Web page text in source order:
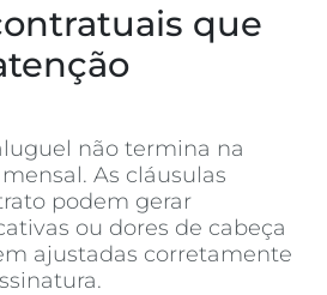
que
não termina na
As cláusulas
podem gerar
ou dores de cabeça
ajustadas corretamente